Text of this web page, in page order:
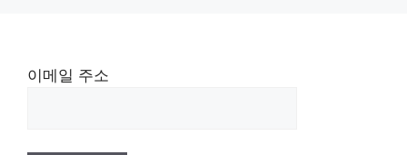
이메일 주소